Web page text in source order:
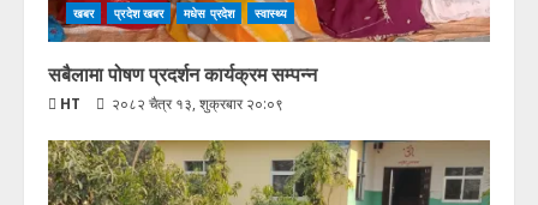
खबर प्रदेश खबर मधेस प्रदेश स्वास्थ्य
सबैलामा पोषण प्रदर्शन कार्यक्रम सम्पन्न
HT २०८२ चैत्र १३, शुक्रबार २०:०९